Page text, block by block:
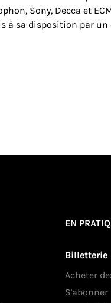
Sony, Decca et
à sa disposition par
EN
Billetterie
Acheter
S'abonner